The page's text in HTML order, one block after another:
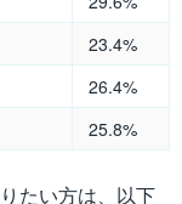
23.4%
26.4%
25.8%
たい方は、以下